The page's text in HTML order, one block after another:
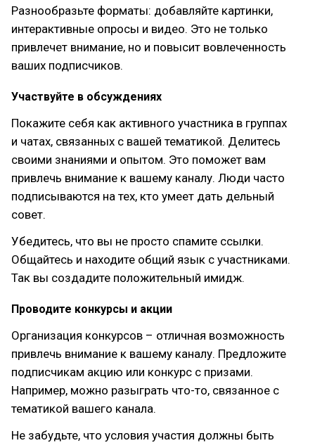
Разнообразьте форматы: добавляйте картинки,
интерактивные опросы и видео. Это не только
привлечет внимание, но и повысит вовлеченность
ваших подписчиков.
Участвуйте в обсуждениях
Покажите себя как активного участника в группах
и чатах, связанных с вашей тематикой. Делитесь
своими знаниями и опытом. Это поможет вам
привлечь внимание к вашему каналу. Люди часто
подписываются на тех, кто умеет дать дельный
совет.
Убедитесь, что вы не просто спамите ссылки.
Общайтесь и находите общий язык с участниками.
Так вы создадите положительный имидж.
Проводите конкурсы и акции
Организация конкурсов – отличная возможность
привлечь внимание к вашему каналу. Предложите
подписчикам акцию или конкурс с призами.
Например, можно разыграть что-то, связанное с
тематикой вашего канала.
Не забудьте, что условия участия должны быть